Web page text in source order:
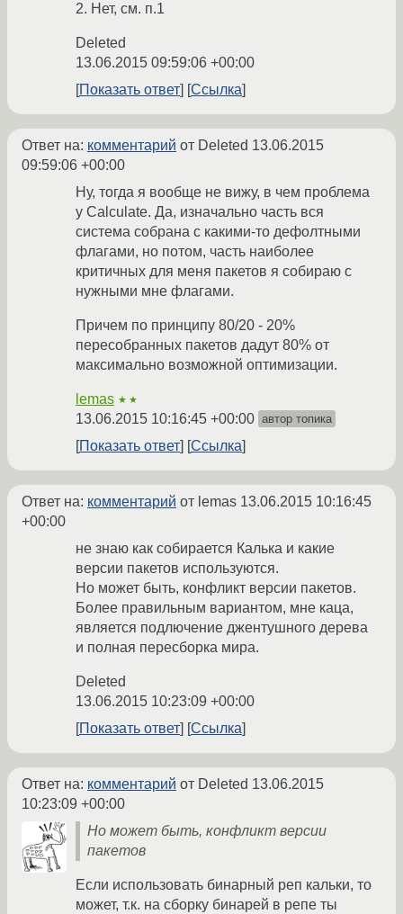
2. Нет, см. п.1
Deleted
13.06.2015 09:59:06 +00:00
Показать ответ
Ссылка
Ответ на: комментарий от Deleted 13.06.2015
09:59:06 +00:00
Ну, тогда я вообще не вижу, в чем проблема
у Calculate. Да, изначально часть вся
система собрана с какими-то дефолтными
флагами, но потом, часть наиболее
критичных для меня пакетов я собираю с
нужными мне флагами.
Причем по принципу 80/20 - 20%
пересобранных пакетов дадут 80% от
максимально возможной оптимизации.
lemas ★★
13.06.2015 10:16:45 +00:00 автор топика
Показать ответ Ссылка
Ответ на: комментарий от lemas 13.06.2015 10:16:45
+00:00
не знаю как собирается Калька и какие
версии пакетов используются.
Но может быть, конфликт версии пакетов.
Более правильным вариантом, мне каца,
является подлючение джентушного дерева
и полная пересборка мира.
Deleted
13.06.2015 10:23:09 +00:00
Показать ответ
Ссылка
Ответ на: комментарий от Deleted 13.06.2015
10:23:09 +00:00
Но может быть, конфликт версии
пакетов
Если использовать бинарный реп кальки, то
может, т.к. на сборку бинарей в репе ты